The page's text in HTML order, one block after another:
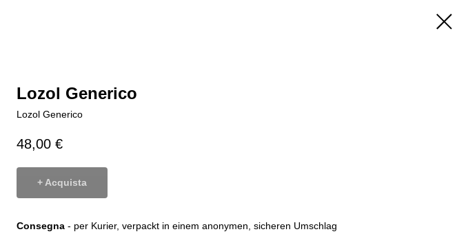
Lozol Generico
Lozol Generico
48,00 €
+ Acquista
Consegna - per Kurier, verpackt in einem anonymen, sicheren Umschlag